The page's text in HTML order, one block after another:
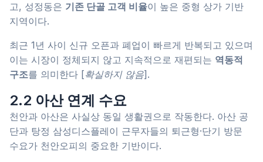
고, 성정동은 기존 단골 고객 비율이 높은 중형 상가 기반
지역이다.
최근 1년 사이 신규 오픈과 폐업이 빠르게 반복되고 있으며
이는 시장이 정체되지 않고 지속적으로 재편되는 역동적
구조를 의미한다 [확실하지 않음] .
2.2 아산 연계 수요
천안과 아산은 사실상 동일 생활권으로 작동한다. 아산 공
단과 탕정 삼성디스플레이 근무자들의 퇴근형·단기 방문
수요가 천안오피의 중요한 기반이다.